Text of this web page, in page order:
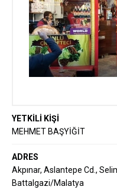
YETKİLİ KİŞİ
MEHMET BAŞYİĞİT
ADRES
Akpınar, Aslantepe Cd.,
Battalgazi/Malatya